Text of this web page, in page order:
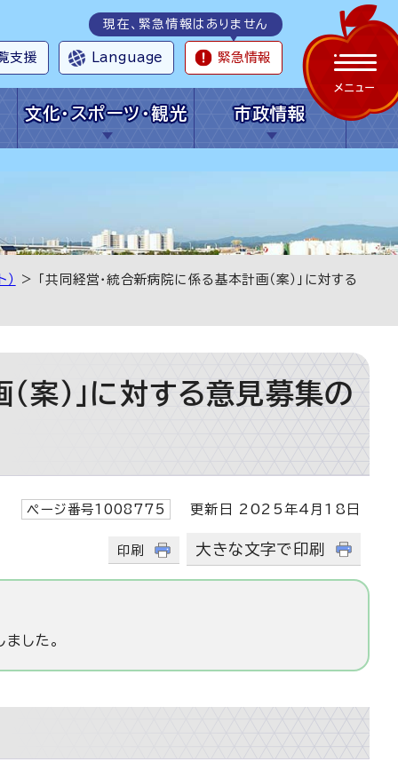
現在、緊急情報はありません
支援 Language 緊急情報
メニュー
文化・スポーツ・観光 市政情報
> 「共同経営・統合新病院に係る基本計画（案）」に対する
案）」に対する意見募集の
ページ番号1008775 更新日 2025年4月18日
印刷 大きな文字で印刷
した。